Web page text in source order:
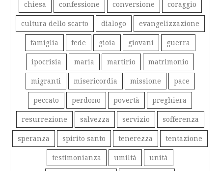
chiesa confessione conversione coraggio
cultura dello scarto dialogo evangelizzazione
famiglia fede gioia giovani guerra
ipocrisia maria martirio matrimonio
migranti misericordia missione pace
peccato perdono povertà preghiera
resurrezione salvezza servizio sofferenza
speranza spirito santo tenerezza tentazione
testimonianza umiltà unità